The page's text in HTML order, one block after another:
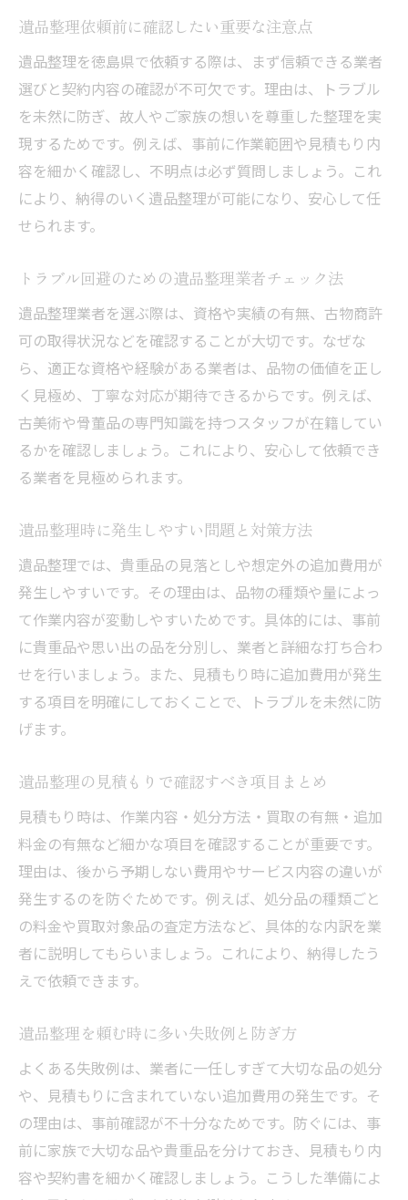
遺品整理依頼前に確認したい重要な注意点
遺品整理を徳島県で依頼する際は、まず信頼できる業者
選びと契約内容の確認が不可欠です。理由は、トラブル
を未然に防ぎ、故人やご家族の想いを尊重した整理を実
現するためです。例えば、事前に作業範囲や見積もり内
容を細かく確認し、不明点は必ず質問しましょう。これ
により、納得のいく遺品整理が可能になり、安心して任
せられます。
トラブル回避のための遺品整理業者チェック法
遺品整理業者を選ぶ際は、資格や実績の有無、古物商許
可の取得状況などを確認することが大切です。なぜな
ら、適正な資格や経験がある業者は、品物の価値を正し
く見極め、丁寧な対応が期待できるからです。例えば、
古美術や骨董品の専門知識を持つスタッフが在籍してい
るかを確認しましょう。これにより、安心して依頼でき
る業者を見極められます。
遺品整理時に発生しやすい問題と対策方法
遺品整理では、貴重品の見落としや想定外の追加費用が
発生しやすいです。その理由は、品物の種類や量によっ
て作業内容が変動しやすいためです。具体的には、事前
に貴重品や思い出の品を分別し、業者と詳細な打ち合わ
せを行いましょう。また、見積もり時に追加費用が発生
する項目を明確にしておくことで、トラブルを未然に防
げます。
遺品整理の見積もりで確認すべき項目まとめ
見積もり時は、作業内容・処分方法・買取の有無・追加
料金の有無など細かな項目を確認することが重要です。
理由は、後から予期しない費用やサービス内容の違いが
発生するのを防ぐためです。例えば、処分品の種類ごと
の料金や買取対象品の査定方法など、具体的な内訳を業
者に説明してもらいましょう。これにより、納得したう
えで依頼できます。
遺品整理を頼む時に多い失敗例と防ぎ方
よくある失敗例は、業者に一任しすぎて大切な品の処分
や、見積もりに含まれていない追加費用の発生です。そ
の理由は、事前確認が不十分なためです。防ぐには、事
前に家族で大切な品や貴重品を分けておき、見積もり内
容や契約書を細かく確認しましょう。こうした準備によ